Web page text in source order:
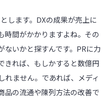
します。DXの成果が売上に
時間がかかりますよね。その
ないかと探すんです。PRに力
きれば、もしかすると数億円
れません。であれば、メディ
品の流通や陳列方法の改善で